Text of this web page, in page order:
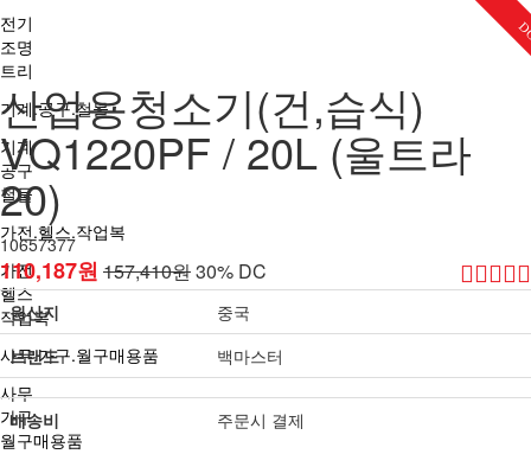
전기
조명
트리
기계.공구.철물
기계
공구
철물
가전.헬스.작업복
가전
헬스
작업복
사무.가구.월구매용품
사무
가구
월구매용품
산업용청소기(건,습식)
VQ1220PF / 20L (울트라
20)
10657377
110,187원 157,410원30% DC
원산지
중국
브랜드
백마스터
배송비 주문시 결제